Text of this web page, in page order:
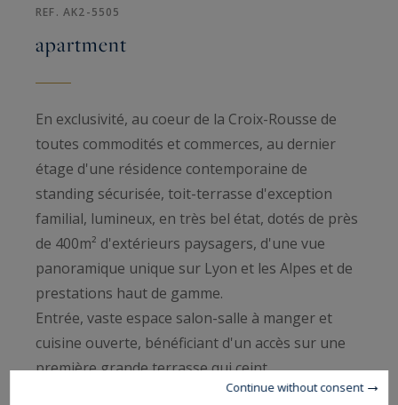
REF. AK2-5505
apartment
En exclusivité, au coeur de la Croix-Rousse de
toutes commodités et commerces, au dernier
étage d'une résidence contemporaine de
standing sécurisée, toit-terrasse d'exception
familial, lumineux, en très bel état, dotés de près
de 400m² d'extérieurs paysagers, d'une vue
panoramique unique sur Lyon et les Alpes et de
prestations haut de gamme.
Entrée, vaste espace salon-salle à manger et
cuisine ouverte, bénéficiant d'un accès sur une
première grande terrasse qui ceint
l'appartement avec brasero, de matériaux
Continue without consent